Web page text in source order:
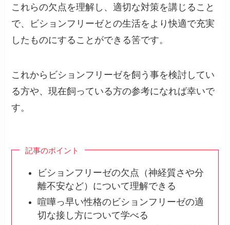
これらの欠点を理解し、適切な対策を講じること
で、ビションフリーゼとの生活をより快適で充実
したものにすることができる筈です。
これからビションフリーゼを飼う事を検討してい
る方や、現在飼っている方の参考になれば幸いで
す。
記事のポイント
ビションフリーゼの欠点（神経質さや分
離不安など）について理解できる
喧嘩っ早い性格のビションフリーゼの適
切な接し方について学べる